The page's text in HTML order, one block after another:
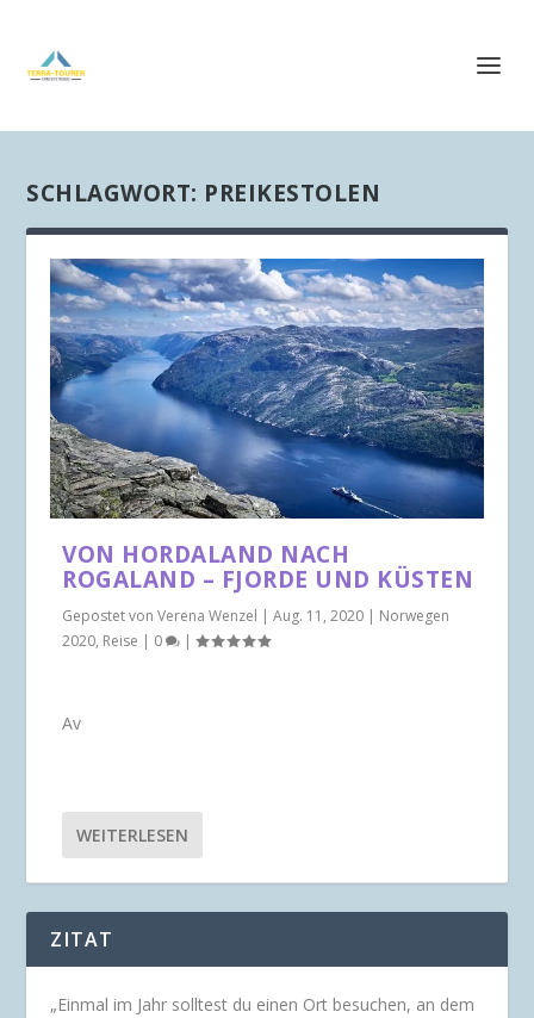
SCHLAGWORT: PREIKESTOLEN
VON HORDALAND NACH
ROGALAND – FJORDE UND KÜSTEN
Gepostet vonVerena Wenzel |Aug. 11, 2020 | Norwegen
2020, Reise | 0 |
Av
WEITERLESEN
ZITAT
„Einmal im Jahr solltest du einen Ort besuchen, an dem